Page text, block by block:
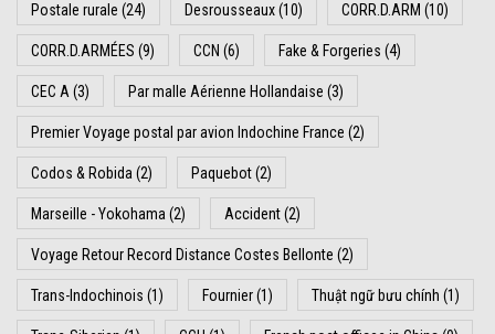
Postale rurale (24) Desrousseaux(10) CORR.D.ARM (10)
CORR.D.ARMÉES (9) CCN (6) Fake & Forgeries (4)
CEC A (3) Par malle Aérienne Hollandaise (3)
Premier Voyage postal par avion Indochine France (2)
Codos & Robida (2) Paquebot(2)
Marseille - Yokohama (2) Accident(2)
Voyage Retour Record Distance Costes Bellonte (2)
Trans-Indochinois (1) Fournier(1) Thuật ngữ bưu chính (1)